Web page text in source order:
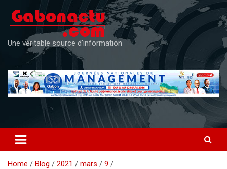
content
Une véritable source d'information
Home Blog 2021 mars
9